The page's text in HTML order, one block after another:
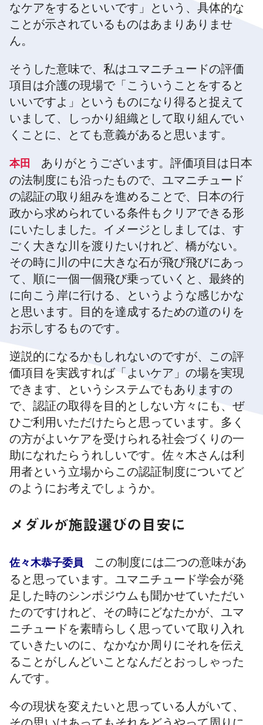
なケアをするといいです」という、具体的な
ことが示されているものはあまりありませ
ん。
そうした意味で、私はユマニチュードの評価
項目は介護の現場で「こういうことをすると
いいですよ」というものになり得ると捉えて
いまして、しっかり組織として取り組んでい
くことに、とても意義があると思います。
本田 ありがとうございます。評価項目は日本
の法制度にも沿ったもので、ユマニチュード
の認証の取り組みを進めることで、日本の行
政から求められている条件もクリアできる形
にいたしました。イメージとしましては、す
ごく大きな川を渡りたいけれど、橋がない。
その時に川の中に大きな石が飛び飛びにあっ
て、順に一個一個飛び乗っていくと、最終的
に向こう岸に行ける、というような感じかな
と思います。目的を達成するための道のりを
お示しするものです。
逆説的になるかもしれないのですが、この評
価項目を実践すれば「よいケア」の場を実現
できます、というシステムでもありますの
で、認証の取得を目的としない方々にも、ぜ
ひご利用いただけたらと思っています。多く
の方がよいケアを受けられる社会づくりの一
助になれたらうれしいです。佐々木さんは利
用者という立場からこの認証制度についてど
のようにお考えでしょうか。
メダルが施設選びの目安に
佐々木恭子委員 この制度には二つの意味があ
ると思っています。ユマニチュード学会が発
足した時のシンポジウムも聞かせていただい
たのですけれど、その時にどなたかが、ユマ
ニチュードを素晴らしく思っていて取り入れ
ていきたいのに、なかなか周りにそれを伝え
ることがしんどいことなんだとおっしゃった
んです。
今の現状を変えたいと思っている人がいて、
その思いはあってもそれをどうやって周りに